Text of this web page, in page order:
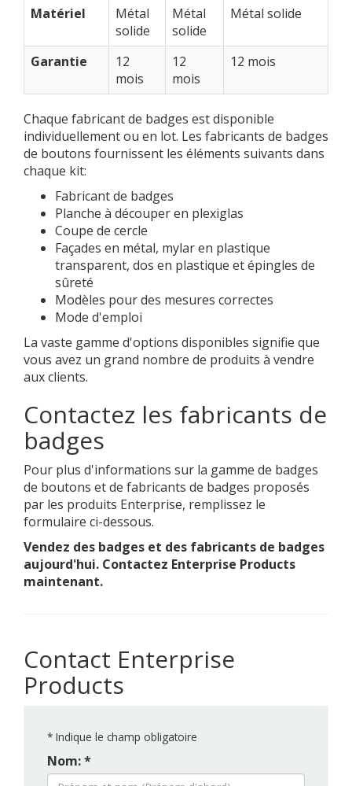
Matériel
Métal
solide
Métal
solide
Métal solide
Garantie
12
mois
12
mois
12 mois
Chaque fabricant de badges est disponible
individuellement ou en lot. Les fabricants de badges
de boutons fournissent les éléments suivants dans
chaque kit:
Fabricant de badges
Planche à découper en plexiglas
Coupe de cercle
Façades en métal, mylar en plastique
transparent, dos en plastique et épingles de
sûreté
Modèles pour des mesures correctes
Mode d'emploi
La vaste gamme d'options disponibles signifie que
vous avez un grand nombre de produits à vendre
aux clients.
Contactez les fabricants de
badges
Pour plus d'informations sur la gamme de badges
de boutons et de fabricants de badges proposés
par les produits Enterprise, remplissez le
formulaire ci-dessous.
Vendez des badges et des fabricants de badges
aujourd'hui. Contactez Enterprise Products
maintenant.
Contact Enterprise
Products
* Indique le champ obligatoire
Nom: *